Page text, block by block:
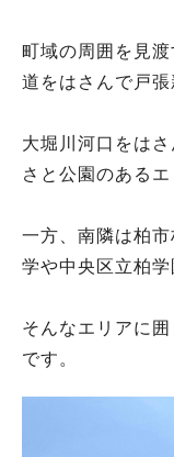
町域の周囲を見
道をはさんで戸張
大堀川河口をは
さと公園のあるエ
一方、南隣は柏
学や中央区立柏学
そんなエリアに
です。